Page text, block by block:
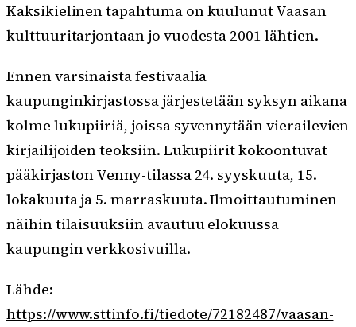
Kaksikielinen tapahtuma on kuulunut Vaasan
kulttuuritarjontaan jo vuodesta 2001 lähtien.
Ennen varsinaista festivaalia
kaupunginkirjastossa järjestetään syksyn aikana
kolme lukupiiriä, joissa syvennytään vierailevien
kirjailijoiden teoksiin. Lukupiirit kokoontuvat
pääkirjaston Venny-tilassa 24. syyskuuta, 15.
lokakuuta ja 5. marraskuuta. Ilmoittautuminen
näihin tilaisuuksiin avautuu elokuussa
kaupungin verkkosivuilla.
Lähde:
https://www.sttinfo.fi/tiedote/72182487/vaasan-